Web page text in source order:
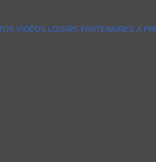
VIDÉOS LOISIRS PARTENAIRES A